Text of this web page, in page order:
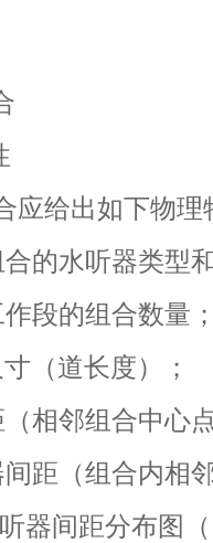
给出如下物理
水听器类型和
段的组合数量；
（道长度）；
邻组合中心点
距（组合内相
间距分布图（